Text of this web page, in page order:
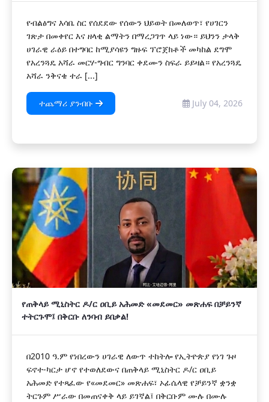
የብልፅግና እሳቤ ስር የሰደደው የሰውን ህይወት በመለወጥ፣ የሀገርን
ገጽታ በመቀየር እና ዘላቂ ልማትን በማረጋገጥ ላይ ነው። ይህንን ታላቅ
ሀገራዊ ራዕይ በተግባር ከሚያሳዩን ግዙፍ ፕሮጀክቶች መካከል ደግሞ
የአረንጓዴ አሻራ መርሃ-ግብር ግንባር ቀደሙን ስፍራ ይይዛል። የአረንጓዴ
አሻራ ንቅናቄ ተራ [...]
ተጨማሪ ያንብቡ July 04, 2026
የጠቅላይ ሚኒስትር ዶ/ር ዐቢይ አሕመድ «መደመር» መጽሐፍ በቻይንኛ
ተትርጉሞ፤ በቅርቡ ለንባብ ይበቃል!
በ2010 ዓ.ም የነበረውን ሀገራዊ ለውጥ ተከትሎ የኢትዮጵያ የነገ ጉዞ
ፍኖተ-ካርታ ሆኖ የተወለደውና በጠቅላይ ሚኒስትር ዶ/ር ዐቢይ
አሕመድ የተጻፈው የ«መደመር» መጽሐፍ፣ ኦፊሴላዊ የቻይንኛ ቋንቋ
ትርጉም ሥራው በመጠናቀቅ ላይ ይገኛል፤ በቅርቡም ሙሉ በሙሉ